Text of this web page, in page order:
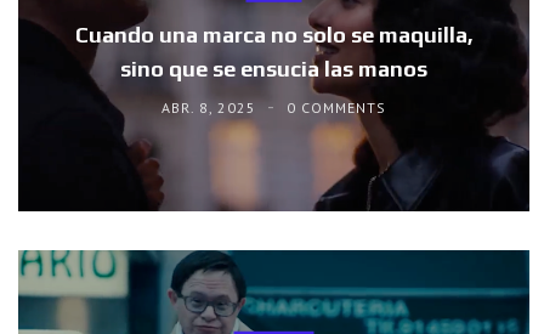
Cuando una marca no solo se maquilla,
sino que se ensucia las manos
ABR. 8, 2025 0 COMMENTS